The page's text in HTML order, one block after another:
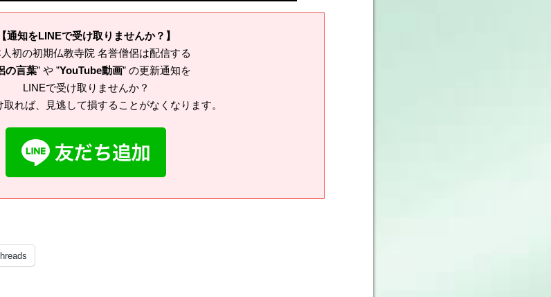
【通知をLINEで受け取りませんか？】
人初の初期仏教寺院 名誉僧侶は配信する
の言葉” や ”YouTube動画” の更新通知を
LINEで受け取りませんか？
取れば、見逃して損することがなくなります。